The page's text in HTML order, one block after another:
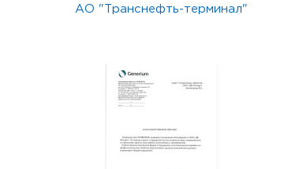
АО "Транснефть-терминал"